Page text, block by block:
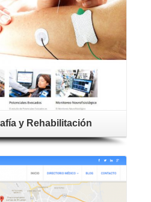
y Rehabilitación